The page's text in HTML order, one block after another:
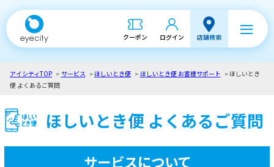
クーポン ログイン 店舗検索
アイシティTOP サービス ほしいとき便 ほしいとき便 お客様サポート
ほしいとき
便 よくあるご質問
ほしいとき便 よくあるご質問
サービスについて
用条件はありますか？